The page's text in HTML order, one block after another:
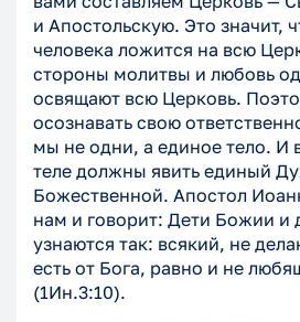
и Апостольскую. Это значит,
человека ложится на всю
стороны молитвы и любовь
освящают всю Церковь.
осознавать свою
мы не одни, а единое тело. И
теле должны явить единый
Божественной. Апостол
нам и говорит: Дети Божии и
узнаются так: всякий, не
есть от Бога, равно и не
(1Ин.3:10).